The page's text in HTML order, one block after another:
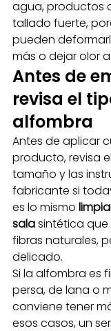
agua, productos
tallado fuerte,
pueden
más o dejar olor
Antes de
revisa el
alfombra
Antes de aplicar
producto, revisa
tamaño y las
fabricante si
es lo mismo
sala sintética
fibras naturales,
delicado.
Si la alfombra es
persa, de lana o
conviene tener
esos casos, un